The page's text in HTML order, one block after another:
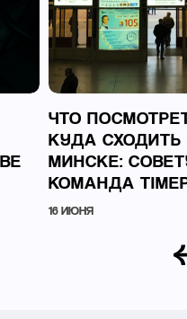
ЧТО
КУДА СХОДИТЬ
МИНСКЕ:
КОМАНДА
16 ИЮНЯ